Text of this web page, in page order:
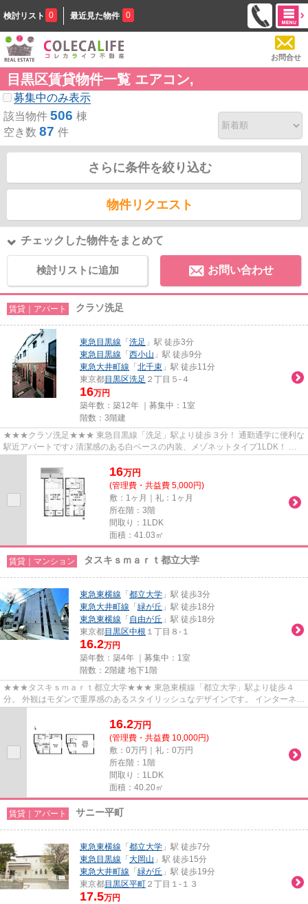
検討リスト 0 最近見た物件 0
お問合せ
目黒区賃貸物件一覧 エアコン,
募集中のみ表示
該当物件 506 棟
空き数 87 件
さらに条件を絞り込む
物件リクエスト
チェックした物件をまとめて
検討リストに追加 お問い合わせ
賃貸｜アパート クラソ洗足
東急目黒線 「 洗足 」駅 徒歩3分
東急目黒線 「 西小山 」駅 徒歩9分
東急大井町線 「 北千束 」駅 徒歩11分
東京都目黒区洗足 ２丁目５-４
16万円
築年数：築12年 ｜募集中： 1室
階数：3階建
★★★クラソ洗足★★★ 東急目黒線「洗足」駅より徒歩３分！ 通勤通学に便利な
駅近アパートです♪ 清潔感のある白ベースの内装、メゾネットタイプ1LDK！ お
16万円
(管理費・共益費 5,000円)
敷：1ヶ月｜礼：1ヶ月
所在階：3階
間取り：1LDK
面積：41.03㎡
賃貸｜マンション タスキｓｍａｒｔ都立大学
東急東横線 「 都立大学 」駅 徒歩3分
東急大井町線 「 緑が丘 」駅 徒歩18分
東急東横線 「 自由が丘 」駅 徒歩18分
東京都目黒区中根 １丁目８-１
16.2万円
築年数：築4年 ｜募集中： 1室
階数：2階建 地下1階
★★★タスキｓｍａｒｔ都立大学★★★ 東急東横線「都立大学」駅より徒歩４
分。 外観はモダンで重厚感のあるスタイリッシュなデザインです。 インターネッ
16.2万円
(管理費・共益費 10,000円)
敷：0万円｜礼：0万円
所在階：1階
間取り：1LDK
面積：40.20㎡
賃貸｜アパート サニー平町
東急東横線 「 都立大学 」駅 徒歩7分
東急目黒線 「 大岡山 」駅 徒歩15分
東急大井町線 「 緑が丘 」駅 徒歩19分
東京都目黒区平町 ２丁目１-１３
17.5万円